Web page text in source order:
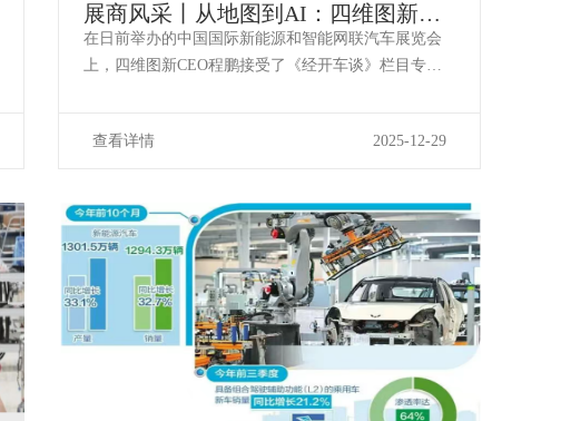
展商风采丨从地图到AI：四维图新程
鹏详解汽车智能化“新型Tier1”的突围
之路
在日前举办的中国国际新能源和智能网联汽车展览会
上，四维图新CEO程鹏接受了《经开车谈》栏目专
Tier1”转型的战略布局，并分享了公司在车规级芯片、
查看详情 2025-12-29